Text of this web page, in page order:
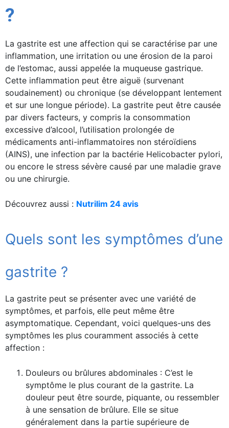
?
La gastrite est une affection qui se caractérise par une
inflammation, une irritation ou une érosion de la paroi
de l’estomac, aussi appelée la muqueuse gastrique.
Cette inflammation peut être aiguë (survenant
soudainement) ou chronique (se développant lentement
et sur une longue période). La gastrite peut être causée
par divers facteurs, y compris la consommation
excessive d’alcool, l’utilisation prolongée de
médicaments anti-inflammatoires non stéroïdiens
(AINS), une infection par la bactérie Helicobacter pylori,
ou encore le stress sévère causé par une maladie grave
ou une chirurgie.
Découvrez aussi : Nutrilim 24 avis
Quels sont les symptômes d’une
gastrite ?
La gastrite peut se présenter avec une variété de
symptômes, et parfois, elle peut même être
asymptomatique. Cependant, voici quelques-uns des
symptômes les plus couramment associés à cette
affection :
Douleurs ou brûlures abdominales : C’est le
symptôme le plus courant de la gastrite. La
douleur peut être sourde, piquante, ou ressembler
à une sensation de brûlure. Elle se situe
généralement dans la partie supérieure de